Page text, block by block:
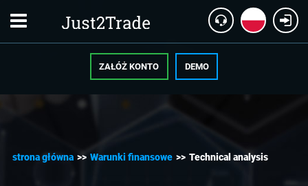
ZAŁÓŻ KONTO DEMO
strona główna >> Warunki finansowe >> Technical analysis